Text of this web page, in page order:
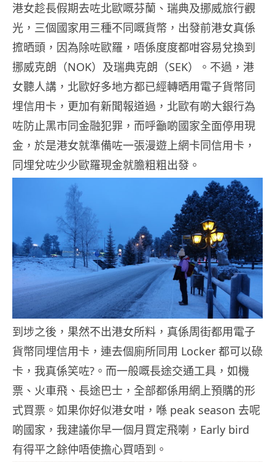
港女趁長假期去咗北歐嘅芬蘭、瑞典及挪威旅行觀
光，三個國家用三種不同嘅貨幣，出發前港女真係
搲晒頭，因為除咗歐羅，唔係度度都咁容易兌換到
挪威克朗（NOK）及瑞典克朗（SEK）。不過，港
女聽人講，北歐好多地方都已經轉晒用電子貨幣同
埋信用卡，更加有新聞報道過，北歐有啲大銀行為
咗防止黑市同金融犯罪，而呼籲啲國家全面停用現
金，於是港女就準備咗一張漫遊上網卡同信用卡，
同埋兌咗少少歐羅現金就膽粗粗出發。
到埗之後，果然不出港女所料，真係周街都用電子
貨幣同埋信用卡，連去個廁所同用 Locker 都可以碌
卡，我真係笑咗?。而一般嘅長途交通工具，如機
票、火車飛、長途巴士，全部都係用網上預購的形
式買票。如果你好似港女咁，喺 peak season 去呢
啲國家，我建議你早一個月買定飛喇，Early bird
有得平之餘仲唔使擔心買唔到。